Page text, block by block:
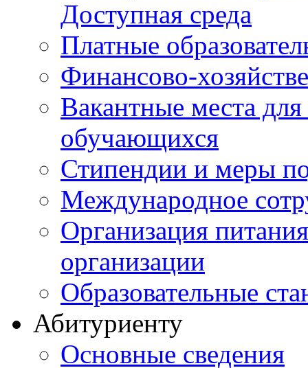
Доступная среда
Платные
Финансово-
Вакантные места
обучающихся
Стипендии и меры
Международное
Организация
организации
Образовательные
Абитуриенту
Основные сведения